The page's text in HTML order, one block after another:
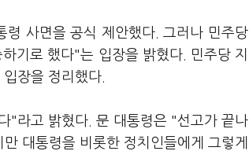
사면을 공식 제안했다. 그러나 민주당
기로 했다"는 입장을 밝혔다. 민주당 지
장을 정리했다.
"라고 밝혔다. 문 대통령은 "선고가 끝나
대통령을 비롯한 정치인들에게 그렇게